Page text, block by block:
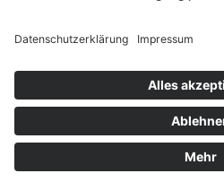
AGB Impressum